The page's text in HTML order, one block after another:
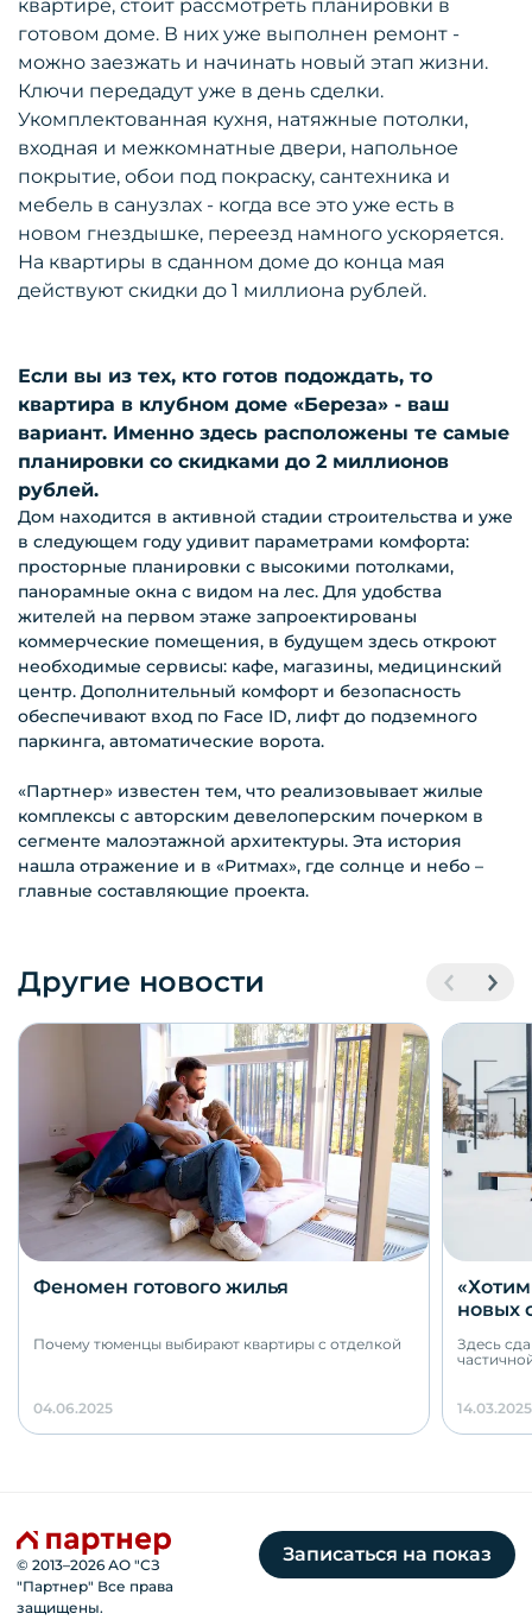
квартире, стоит рассмотреть планировки в
готовом доме. В них уже выполнен ремонт -
можно заезжать и начинать новый этап жизни.
Ключи передадут уже в день сделки.
Укомплектованная кухня, натяжные потолки,
входная и межкомнатные двери, напольное
покрытие, обои под покраску, сантехника и
мебель в санузлах - когда все это уже есть в
новом гнездышке, переезд намного ускоряется.
На квартиры в сданном доме до конца мая
действуют скидки до 1 миллиона рублей.
Если вы из тех, кто готов подождать, то
квартира в клубном доме «Береза» - ваш
вариант. Именно здесь расположены те самые
планировки со скидками до 2 миллионов
рублей.
Дом находится в активной стадии строительства и уже
в следующем году удивит параметрами комфорта:
просторные планировки с высокими потолками,
панорамные окна с видом на лес. Для удобства
жителей на первом этаже запроектированы
коммерческие помещения, в будущем здесь откроют
необходимые сервисы: кафе, магазины, медицинский
центр. Дополнительный комфорт и безопасность
обеспечивают вход по Face ID, лифт до подземного
паркинга, автоматические ворота.
«Партнер» известен тем, что реализовывает жилые
комплексы с авторским девелоперским почерком в
сегменте малоэтажной архитектуры. Эта история
нашла отражение и в «Ритмах», где солнце и небо –
главные составляющие проекта.
Другие новости
Феномен готового жилья
Почему тюменцы выбирают квартиры с отделкой
04.06.2025
новых
Здесь
14.03.2025
© 2013–2026 АО "СЗ
"Партнер" Все права
защищены.
Записаться на показ